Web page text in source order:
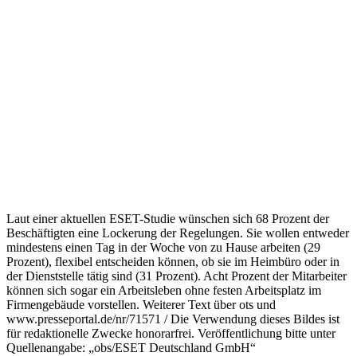
Laut einer aktuellen ESET-Studie wünschen sich 68 Prozent der
Beschäftigten eine Lockerung der Regelungen. Sie wollen entweder
mindestens einen Tag in der Woche von zu Hause arbeiten (29
Prozent), flexibel entscheiden können, ob sie im Heimbüro oder in
der Dienststelle tätig sind (31 Prozent). Acht Prozent der Mitarbeiter
können sich sogar ein Arbeitsleben ohne festen Arbeitsplatz im
Firmengebäude vorstellen. Weiterer Text über ots und
www.presseportal.de/nr/71571 / Die Verwendung dieses Bildes ist
für redaktionelle Zwecke honorarfrei. Veröffentlichung bitte unter
Quellenangabe: „obs/ESET Deutschland GmbH“